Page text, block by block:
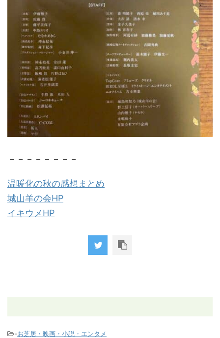
－－－－－－－－
温暖化の秋の感想まとめ
城山羊の会HP
イキウメHP
-お芝居・映画・小説・エンタメ